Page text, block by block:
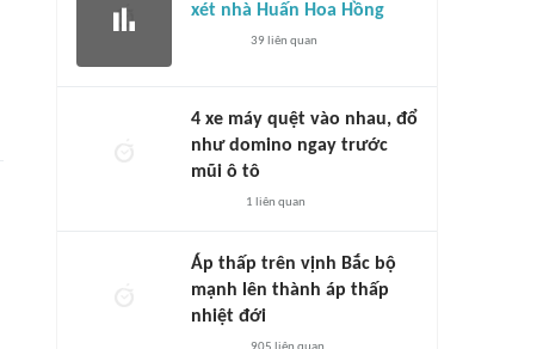
xét nhà Huấn Hoa Hồng
39 liên quan
4 xe máy quệt vào nhau, đổ
như domino ngay trước
mũi ô tô
1 liên quan
Áp thấp trên vịnh Bắc bộ
mạnh lên thành áp thấp
nhiệt đới